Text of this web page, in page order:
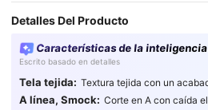
Detalles Del Producto
Características de la
Escrito basado en detalles
Tela tejida: Textura tejida con un
A línea, Smock: Corte en A con caída